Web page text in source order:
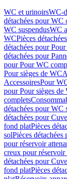
WC et urinoirsWC-
détachées pour WC
WC suspendusWC
WCPièces
détachées pour
détachées pour
pour Pour WC
Pour sièges de WC
AccessoiresPour
pour Pour sièges de
complets
détachées pour WC
détachées pour
fond platPièces
solPièces
pour réservoir
creux pour réservoir
détachées pour
fond platPièces